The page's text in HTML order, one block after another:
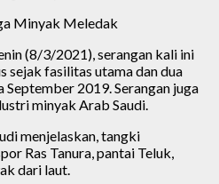
Minyak Meledak
(8/3/2021), serangan kali ini
sejak fasilitas utama dan dua
2019. Serangan juga
minyak Arab Saudi.
menjelaskan, tangki
Ras Tanura, pantai Teluk,
dari laut.